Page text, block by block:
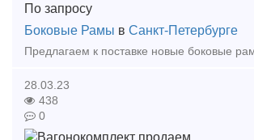
По запросу
Боковые Рамы в Санкт-Петербурге
28.03.23
438
0